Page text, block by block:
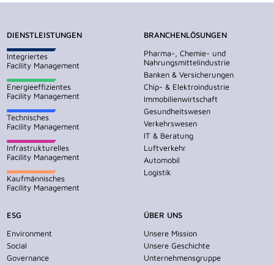
DIENSTLEISTUNGEN
Integriertes
Facility Management
Energieeffizientes
Facility Management
Technisches
Facility Management
Infrastrukturelles
Facility Management
Kaufmännisches
Facility Management
BRANCHENLÖSUNGEN
Pharma-, Chemie- und
Nahrungsmittelindustrie
Banken & Versicherungen
Chip- & Elektroindustrie
Immobilienwirtschaft
Gesundheitswesen
Verkehrswesen
IT & Beratung
Luftverkehr
Automobil
Logistik
ESG
Environment
Social
Governance
ÜBER UNS
Unsere Mission
Unsere Geschichte
Unternehmensgruppe